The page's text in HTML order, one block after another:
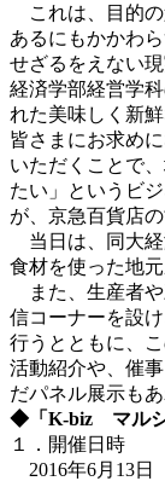
これは、目的の
あるにもかかわ
せざるをえない
経済学部経営学
れた美味しく新
皆さまにお求め
いただくことで
たい」というビ
が、京急百貨店
当日は、同大経
食材を使った地
また、生産者や
信コーナーを設
行うとともに、
活動紹介や、催
だパネル展示も
◆「K-biz マルシ
１．開催日時
2016年6月13日